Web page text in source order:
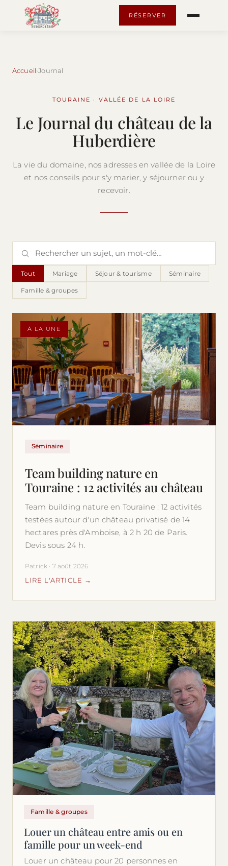
RÉSERVER
Accueil Journal
TOURAINE · VALLÉE DE LA LOIRE
Le Journal du château de la
Huberdière
La vie du domaine, nos adresses en vallée de la Loire
et nos conseils pour s'y marier, y séjourner ou y
recevoir.
Tout Mariage Séjour & tourisme Séminaire
Famille & groupes
À LA UNE
Séminaire
Team building nature en
Touraine : 12 activités au château
Team building nature en Touraine : 12 activités
testées autour d'un château privatisé de 14
hectares près d'Amboise, à 2 h 20 de Paris.
Devis sous 24 h.
Patrick · 7 août 2026
LIRE L'ARTICLE →
Famille & groupes
Louer un château entre amis ou en
famille pour un week-end
Louer un château pour 20 personnes en